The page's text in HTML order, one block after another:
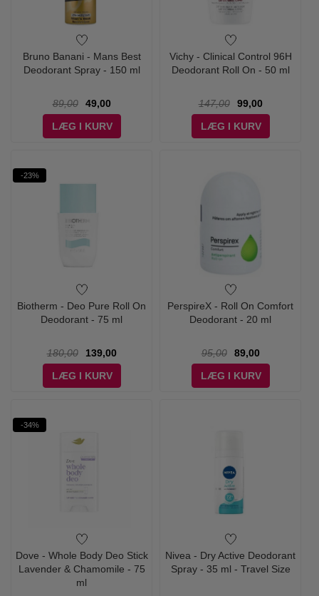
Bruno Banani - Mans Best
Deodorant Spray - 150 ml
89,00
49,00
LÆG I KURV
Vichy - Clinical Control 96H
Deodorant Roll On - 50 ml
147,00
99,00
LÆG I KURV
-23%
Biotherm - Deo Pure Roll On
Deodorant - 75 ml
180,00
139,00
LÆG I KURV
PerspireX - Roll On Comfort
Deodorant - 20 ml
95,00
89,00
LÆG I KURV
-34%
Dove - Whole Body Deo Stick
Lavender & Chamomile - 75
ml
Nivea - Dry Active Deodorant
Spray - 35 ml - Travel Size